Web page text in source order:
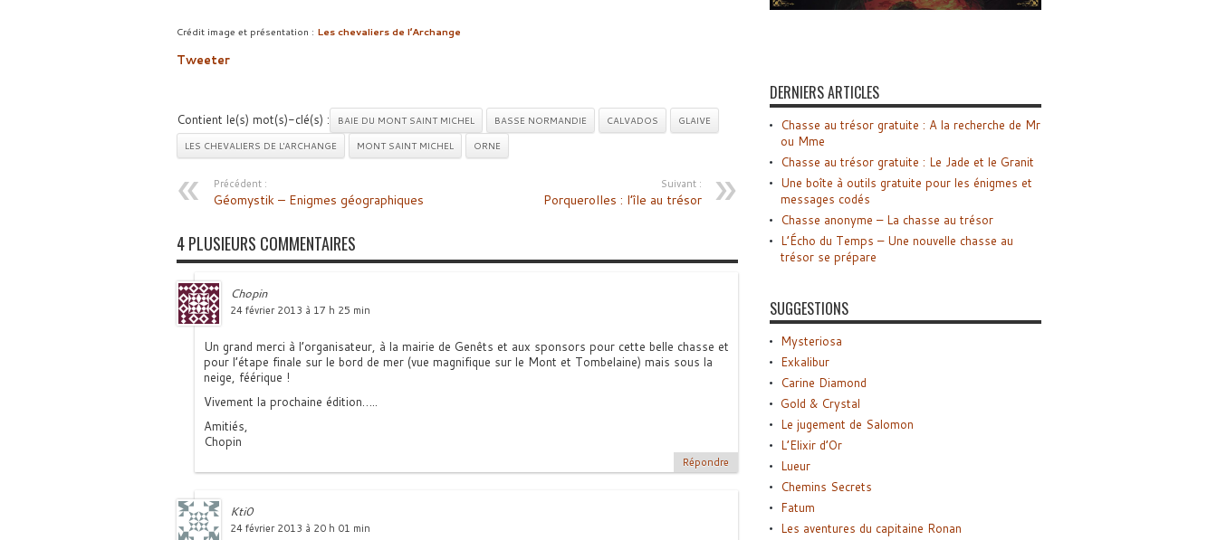
Crédit image et présentation : Les chevaliers de l’Archange
Tweeter
Contient le(s) mot(s)-clé(s) : BAIE DU MONT SAINT MICHEL BASSE NORMANDIE CALVADOS
GLAIVE
LES CHEVALIERS DE L'ARCHANGE
MONT SAINT MICHEL ORNE
Précédent :
Géomystik – Enigmes géographiques
Suivant :
Porquerolles : l’île au trésor
4 PLUSIEURS COMMENTAIRES
Chopin
24 février 2013 à 17 h 25 min
Un grand merci à l’organisateur, à la mairie de Genêts et aux sponsors pour cette belle chasse et
pour l’étape finale sur le bord de mer (vue magnifique sur le Mont et Tombelaine) mais sous la
neige, féérique !
Vivement la prochaine édition…..
Amitiés,
Chopin
Répondre
Kti0
24 février 2013 à 20 h 01 min
DERNIERS ARTICLES
Chasse au trésor gratuite : A la recherche de Mr
ou Mme
Chasse au trésor gratuite : Le Jade et le Granit
Une boîte à outils gratuite pour les énigmes et
messages codés
Chasse anonyme – La chasse au trésor
L’Écho du Temps – Une nouvelle chasse au
trésor se prépare
SUGGESTIONS
Mysteriosa
Exkalibur
Carine Diamond
Gold & Crystal
Le jugement de Salomon
L’Elixir d’Or
Lueur
Chemins Secrets
Fatum
Les aventures du capitaine Ronan